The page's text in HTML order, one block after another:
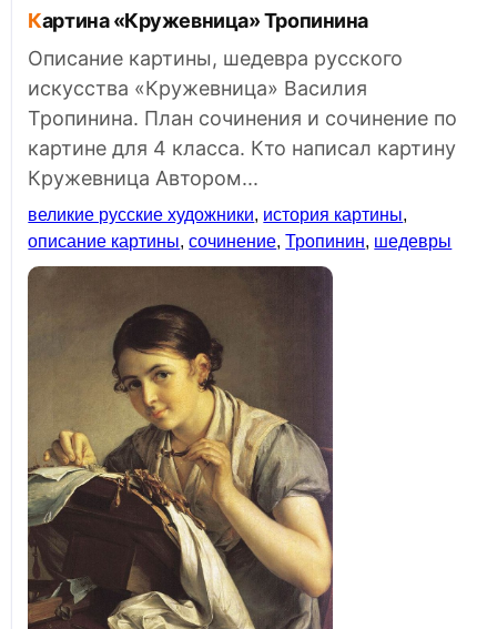
Картина «Кружевница» Тропинина
Описание картины, шедевра русского
искусства «Кружевница» Василия
Тропинина. План сочинения и сочинение по
картине для 4 класса. Кто написал картину
Кружевница Автором...
великие русские художники, история картины,
описание картины,сочинение,Тропинин, шедевры